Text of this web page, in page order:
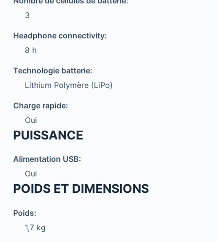
3
Headphone connectivity:
8 h
Technologie batterie:
Lithium Polymère (LiPo)
Charge rapide:
Oui
PUISSANCE
Alimentation USB:
Oui
POIDS ET DIMENSIONS
Poids:
1,7 kg